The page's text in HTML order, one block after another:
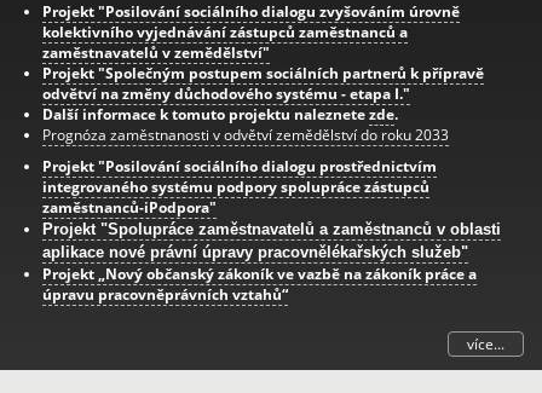
Projekt "Posilování sociálního dialogu zvyšováním úrovně
kolektivního vyjednávání zástupců zaměstnanců a
zaměstnavatelů v zemědělství"
Projekt "Společným postupem sociálních partnerů k přípravě
odvětví na změny důchodového systému - etapa I."
Další informace k tomuto projektu naleznetezde.
Prognóza zaměstnanosti v odvětví zemědělství do roku 2033
Projekt "Posilování sociálního dialogu prostřednictvím
integrovaného systému podpory spolupráce zástupců
zaměstnanců-iPodpora"
Projekt "Spolupráce zaměstnavatelů a zaměstnanců v oblasti
aplikace nové právní úpravy pracovnělékařských služeb"
Projekt „Nový občanský zákoník ve vazbě na zákoník práce a
úpravu pracovněprávních vztahů“
více...